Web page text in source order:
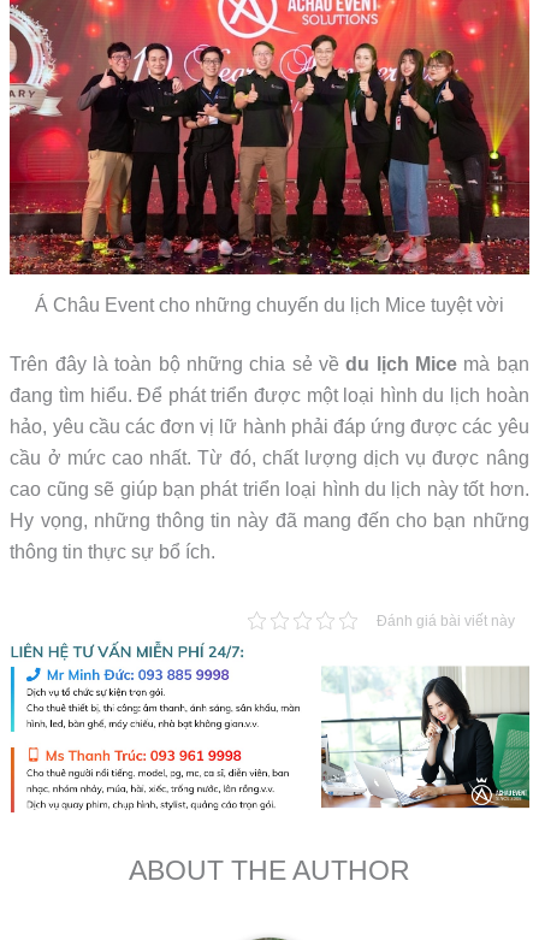
Á Châu Event cho những chuyến du lịch Mice tuyệt vời
Trên đây là toàn bộ những chia sẻ vềdu lịch Mice mà bạn
đang tìm hiểu. Để phát triển được một loại hình du lịch hoàn
hảo, yêu cầu các đơn vị lữ hành phải đáp ứng được các yêu
cầu ở mức cao nhất. Từ đó, chất lượng dịch vụ được nâng
cao cũng sẽ giúp bạn phát triển loại hình du lịch này tốt hơn.
Hy vọng, những thông tin này đã mang đến cho bạn những
thông tin thực sự bổ ích.
Đánh giá bài viết này
ABOUT THE AUTHOR